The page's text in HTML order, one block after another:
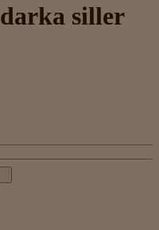
siller